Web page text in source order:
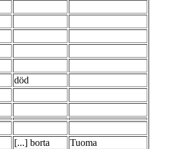
död
[...] borta
Tuoma